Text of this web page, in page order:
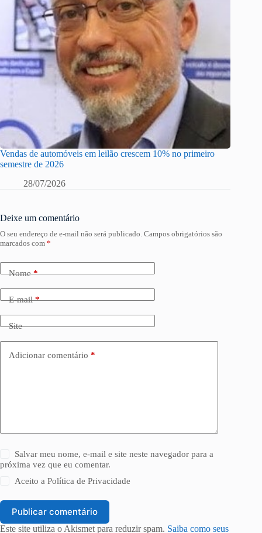
Vendas de automóveis em leilão crescem 10% no primeiro
semestre de 2026
28/07/2026
Deixe um comentário
O seu endereço de e-mail não será publicado. Campos obrigatórios são
marcados com *
Nome*
E-mail*
Site
Adicionar comentário *
Salvar meu nome, e-mail e site neste navegador para a
próxima vez que eu comentar.
Aceito aPolítica de Privacidade
Publicar comentário
Este site utiliza o Akismet para reduzir spam. Saiba como seus